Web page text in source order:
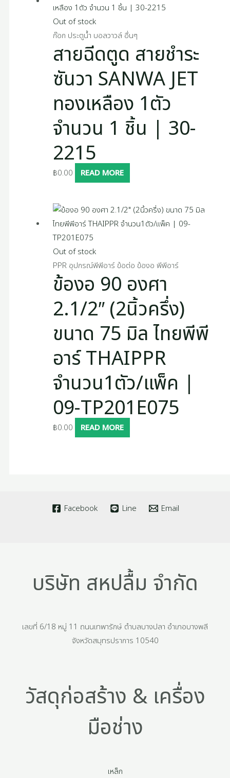
Out of stock
ก๊อก ประตูน้ำ บอลวาวล์ อื่นๆ
สายฉีดตูด สายชำระ
ซันวา SANWA JET
ทองเหลือง 1ตัว
จำนวน 1 ชิ้น | 30-
2215
฿0.00 READ MORE
Out of stock
PPR อุปกรณ์พีพีอาร์ ข้อต่อ ข้องอ พีพีอาร์
ข้องอ 90 องศา
2.1/2″ (2นิ้วครึ่ง)
ขนาด 75 มิล ไทยพีพี
อาร์ THAIPPR
จำนวน1ตัว/แพ็ค |
09-TP201E075
฿0.00 READ MORE
Facebook Line Email
บริษัท สหปลื้ม จำกัด
เลขที่ 6/18 หมู่ 11 ถนนเทพารักษ์ ตำบลบางปลา อำเภอบางพลี
จังหวัดสมุทรปราการ 10540
วัสดุก่อสร้าง & เครื่อง
มือช่าง
เหล็ก